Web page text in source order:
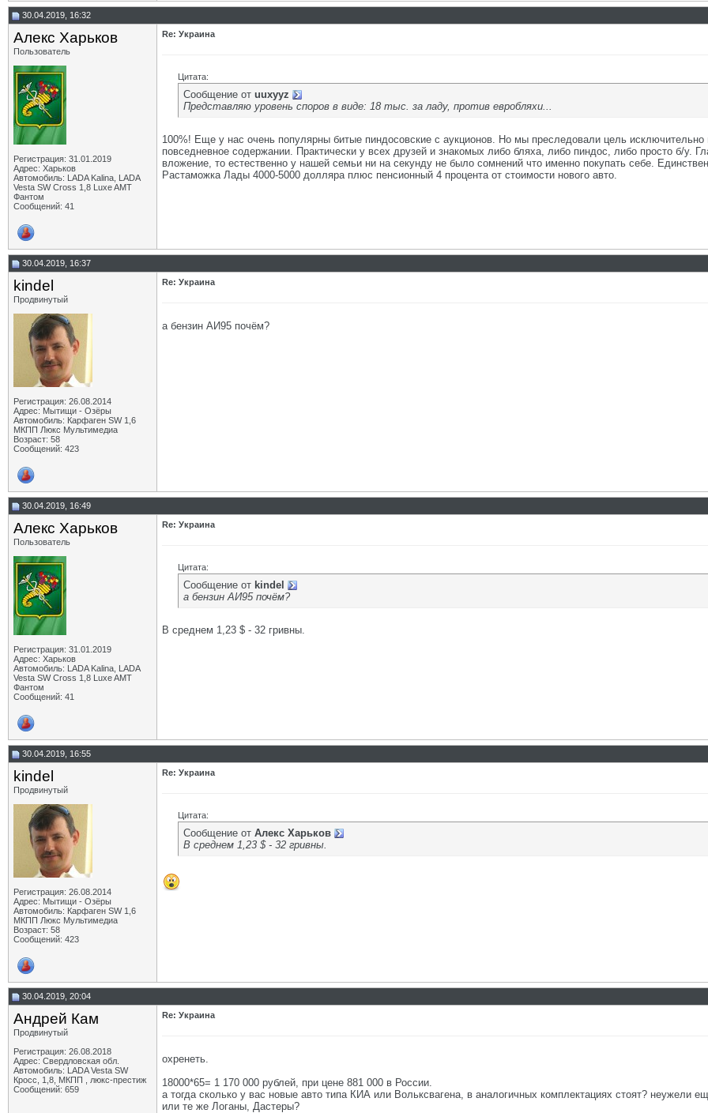
30.04.2019, 16:32
Алекс Харьков
Пользователь
Регистрация: 31.01.2019
Адрес: Харьков
Автомобиль: LADA Kalina, LADA
Vesta SW Cross 1,8 Luxe AMT
Фантом
Сообщений: 41
Re: Украина
Цитата:
Сообщение от uuxyyz
Представляю уровень споров в виде: 18 тыс. за ладу, против евробляхи...
100%! Еще у нас очень популярны битые пиндосовские с аукционов. Но мы преследовали цель
повседневное содержании. Практически у всех друзей и знакомых либо бляха, либо пиндос, либо просто б/у.
вложение, то естественно у нашей семьи ни на секунду не было сомнений что именно покупать себе.
Растаможка Лады 4000-5000 долляра плюс пенсионный 4 процента от стоимости нового авто.
30.04.2019, 16:37
kindel
Продвинутый
Регистрация: 26.08.2014
Адрес: Мытищи - Озёры
Автомобиль: Карфаген SW 1,6
МКПП Люкс Мультимедиа
Возраст: 58
Сообщений: 423
Re: Украина
а бензин АИ95 почём?
30.04.2019, 16:49
Алекс Харьков
Пользователь
Регистрация: 31.01.2019
Адрес: Харьков
Автомобиль: LADA Kalina, LADA
Vesta SW Cross 1,8 Luxe AMT
Фантом
Сообщений: 41
Re: Украина
Цитата:
Сообщение от kindel
а бензин АИ95 почём?
В среднем 1,23 $ - 32 гривны.
30.04.2019, 16:55
kindel
Продвинутый
Регистрация: 26.08.2014
Адрес: Мытищи - Озёры
Автомобиль: Карфаген SW 1,6
МКПП Люкс Мультимедиа
Возраст: 58
Сообщений: 423
Re: Украина
Цитата:
Сообщение от Алекс Харьков
В среднем 1,23 $ - 32 гривны.
30.04.2019, 20:04
Андрей Кам
Продвинутый
Регистрация: 26.08.2018
Адрес: Свердловская обл.
Автомобиль: LADA Vesta SW
Кросс, 1,8, МКПП , люкс-престиж
Сообщений: 659
Re: Украина
охренеть.
18000*65= 1 170 000 рублей, при цене 881 000 в России.
а тогда сколько у вас новые авто типа КИА или Вольксвагена, в аналогичных комплектациях стоят? неужели
или те же Логаны, Дастеры?